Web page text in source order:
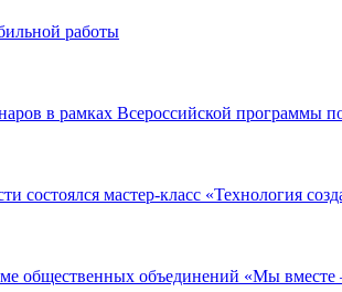
работы
в рамках Всероссийской программы
мастер-класс «Технология
общественных объединений «Мы